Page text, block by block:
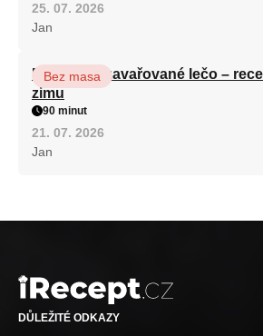
25. 07. 2026
Jan
Babiččino zavařované lečo –
zimu
Bez masa
90 minut
21. 07. 2026
Jan
DŮLEŽITÉ ODKAZY